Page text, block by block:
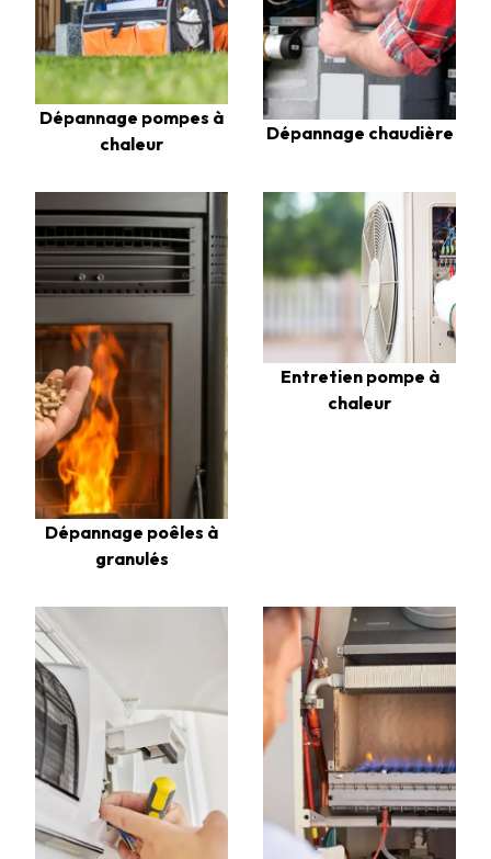
Dépannage pompes à
chaleur
Dépannage chaudière
Dépannage poêles à
granulés
Entretien pompe à
chaleur